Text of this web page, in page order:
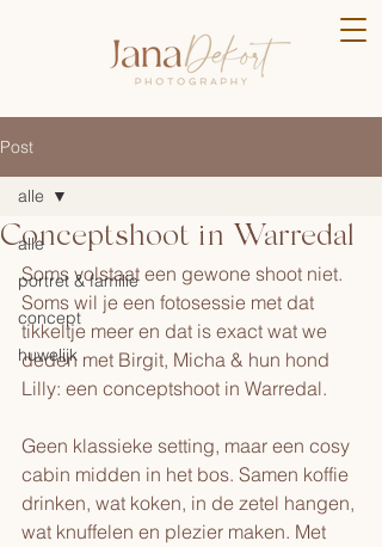
Post
alle
portret & familie
concept
huwelijk
alle
Conceptshoot in Warredal
Soms volstaat een gewone shoot niet.
Soms wil je een fotosessie met dat
tikkeltje meer en dat is exact wat we
deden met Birgit, Micha & hun hond
Lilly: een conceptshoot in Warredal.
Geen klassieke setting, maar een cosy
cabin midden in het bos. Samen koffie
drinken, wat koken, in de zetel hangen,
wat knuffelen en plezier maken. Met